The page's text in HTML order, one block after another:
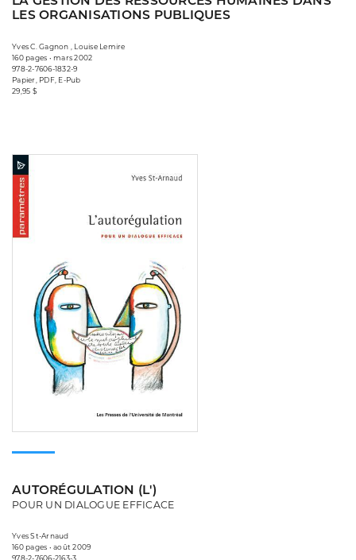
LES ORGANISATIONS PUBLIQUES
Yves C. Gagnon , Louise Lemire
160 pages • mars 2002
978-2-7606-1832-9
Papier, PDF, E-Pub
29,95 $
AUTORÉGULATION (L')
POUR UN DIALOGUE EFFICACE
Yves St-Arnaud
160 pages • août 2009
978-2-7606-2163-3